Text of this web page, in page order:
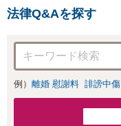
法律Q&Aを探す
例） 離婚 慰謝料 誹謗中傷